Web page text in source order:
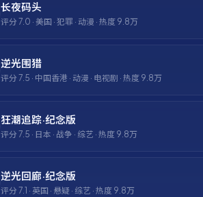
长夜码头
评分 7.0 · 美国 · 犯罪 · 动漫 · 热度 9.8万
逆光围猎
评分 7.5 · 中国香港 · 动漫 · 电视剧 · 热度 9.8万
狂潮追踪·纪念版
评分 7.5 · 日本 · 战争 · 综艺 · 热度 9.8万
逆光回廊·纪念版
评分 7.1 · 英国 · 悬疑 · 综艺 · 热度 9.8万